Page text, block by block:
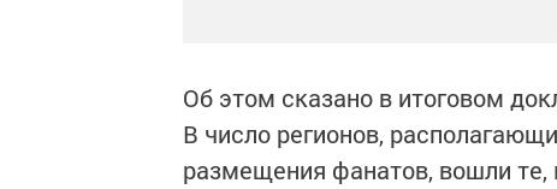
Об этом сказано в итоговом
В число регионов,
размещения фанатов, вошли